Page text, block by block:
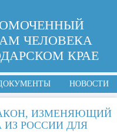
ЧЕЛОВЕКА
КРАЕ
НОВОСТИ
ИЗМЕНЯЮЩИЙ
ИЗ РОССИИ ДЛЯ